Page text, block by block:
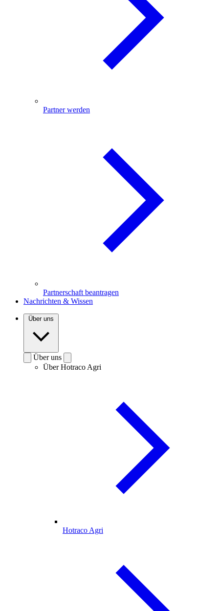
Partner werden
Partnerschaft beantragen
Nachrichten & Wissen
Über uns
Über uns
Über Hotraco Agri
Hotraco Agri